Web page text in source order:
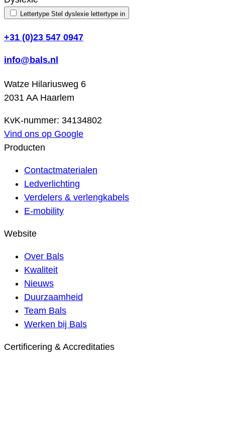
Lettertype Stel dyslexie lettertype in
+31 (0)23 547 0947
info@bals.nl
Watze Hilariusweg 6
2031 AA Haarlem
KvK-nummer: 34134802
Vind ons op Google
Producten
Contactmaterialen
Ledverlichting
Verdelers & verlengkabels
E-mobility
Website
Over Bals
Kwaliteit
Nieuws
Duurzaamheid
Team Bals
Werken bij Bals
Certificering & Accreditaties